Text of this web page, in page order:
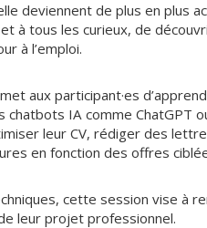
deviennent de plus en plus
à tous les curieux, de
à l’emploi.
aux participant·es
IA comme ChatGPT
leur CV, rédiger des
en fonction des offres
cette session vise à
leur projet professionnel.